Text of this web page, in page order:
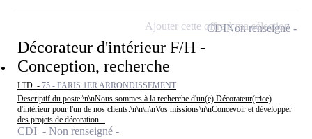
Décorateur d'intérieur F/H -
Conception, recherche
LTD - 75 - PARIS 1ER ARRONDISSEMENT
Descriptif du poste:\n\nNous sommes à la recherche d'un(e) Décorateur(trice)
d'intérieur pour l'un de nos clients.\n\n\n\nVos missions\n\nConcevoir et développer
des projets de décoration...
CDI - Non renseigné
CDINon renseigné
Ajouter cette offre à ma sélection